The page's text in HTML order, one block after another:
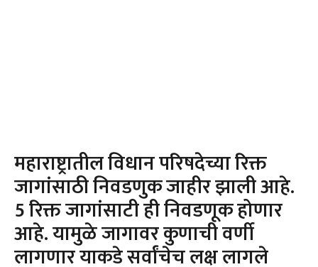
महाराष्ट्रातील विधान परिषदेच्या रिक्त
जागांसाठी निवडणुक जाहीर झाली आहे.
5 रिक्त जागांसाटी ही निवडणूक होणार
आहे. यामुळे जागावर कुणाची वर्णी
लागणार याकडे सर्वांचेच लक्ष लागले